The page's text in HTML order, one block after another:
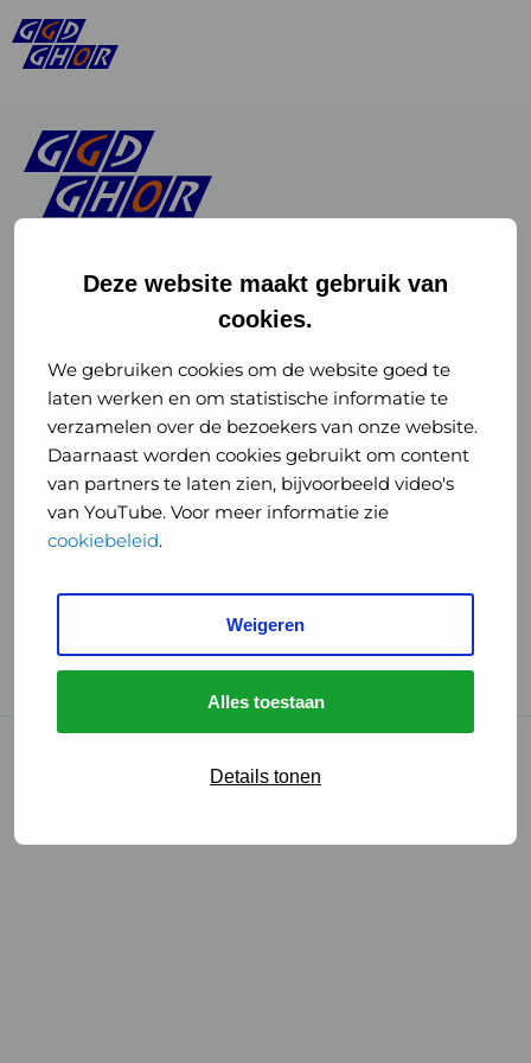
Deze website maakt gebruik van
cookies.
We gebruiken cookies om de website goed te
laten werken en om statistische informatie te
verzamelen over de bezoekers van onze website.
Daarnaast worden cookies gebruikt om content
van partners te laten zien, bijvoorbeeld video's
van YouTube. Voor meer informatie zie
cookiebeleid.
Weigeren
Alles toestaan
Details tonen
of
GGD
GHOR
Nederland
Instagram
of
GGD
GHOR
Nederland
GGD Reizen op social media
GGD Reizen
GGD Reisvaccinaties